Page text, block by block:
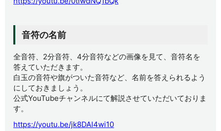
音符の名前
全音符、2分音符、4分音符などの画像を見て、音符名を
答えていただきます。
白玉の音符や旗がついた音符など、名前を答えられるよう
にしておきましょう。
公式YouTubeチャンネルにて解説させていただいておりま
す。
https://youtu.be/jk8DAI4wi10